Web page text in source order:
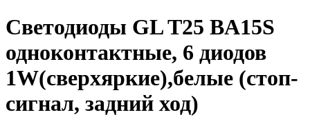
Светодиоды GL T25 BA15S
одноконтактные, 6 диодов
1W(сверхяркие),белые (стоп-
сигнал, задний ход)